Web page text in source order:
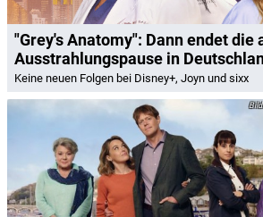
"Grey's Anatomy": Dann endet die
Ausstrahlungspause in
Keine neuen Folgen bei Disney+, Joyn und sixx